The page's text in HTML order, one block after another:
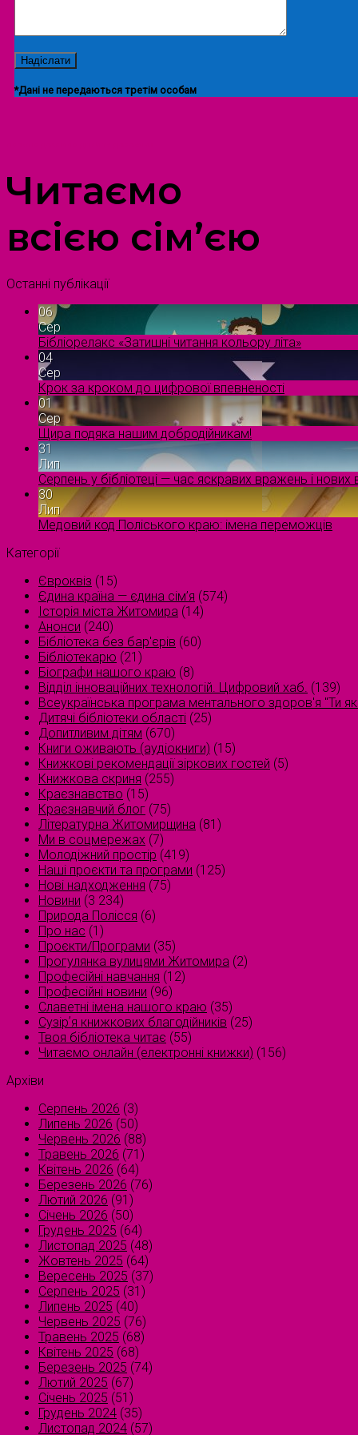
*Дані не передаються третім особам
Читаємо
всією сім’єю
Останні публікації
06
Сер
Бібліорелакс «Затишні читання кольору літа»
04
Сер
Крок за кроком до цифрової впевненості
01
Сер
Щира подяка нашим добродійникам!
31
Лип
Серпень у бібліотеці — час яскравих вражень і нових
30
Лип
Медовий код Поліського краю: імена переможців
Категорії
Євроквіз (15)
Єдина країна — єдина сім’я (574)
Історія міста Житомира (14)
Анонси (240)
Бібліотека без бар'єрів (60)
Бібліотекарю (21)
Біографи нашого краю (8)
Відділ інноваційних технологій. Цифровий хаб. (139)
Всеукраїнська програма ментального здоров'я "Ти
Дитячі бібліотеки області (25)
Допитливим дітям (670)
Книги оживають (аудіокниги) (15)
Книжкові рекомендації зіркових гостей (5)
Книжкова скриня (255)
Краєзнавство (15)
Краєзнавчий блог (75)
Літературна Житомирщина (81)
Ми в соцмережах (7)
Молодіжний простір (419)
Наші проєкти та програми (125)
Нові надходження (75)
Новини (3 234)
Природа Полісся (6)
Про нас (1)
Проєкти/Програми (35)
Прогулянка вулицями Житомира (2)
Професійні навчання (12)
Професійні новини (96)
Славетні імена нашого краю (35)
Сузірʼя книжкових благодійників (25)
Твоя бібліотека читає (55)
Читаємо онлайн (електронні книжки) (156)
Архіви
Серпень 2026 (3)
Липень 2026 (50)
Червень 2026 (88)
Травень 2026 (71)
Квітень 2026 (64)
Березень 2026 (76)
Лютий 2026 (91)
Січень 2026 (50)
Грудень 2025 (64)
Листопад 2025 (48)
Жовтень 2025 (64)
Вересень 2025 (37)
Серпень 2025 (31)
Липень 2025 (40)
Червень 2025 (76)
Травень 2025 (68)
Квітень 2025 (68)
Березень 2025 (74)
Лютий 2025 (67)
Січень 2025 (51)
Грудень 2024 (35)
Листопад 2024 (57)